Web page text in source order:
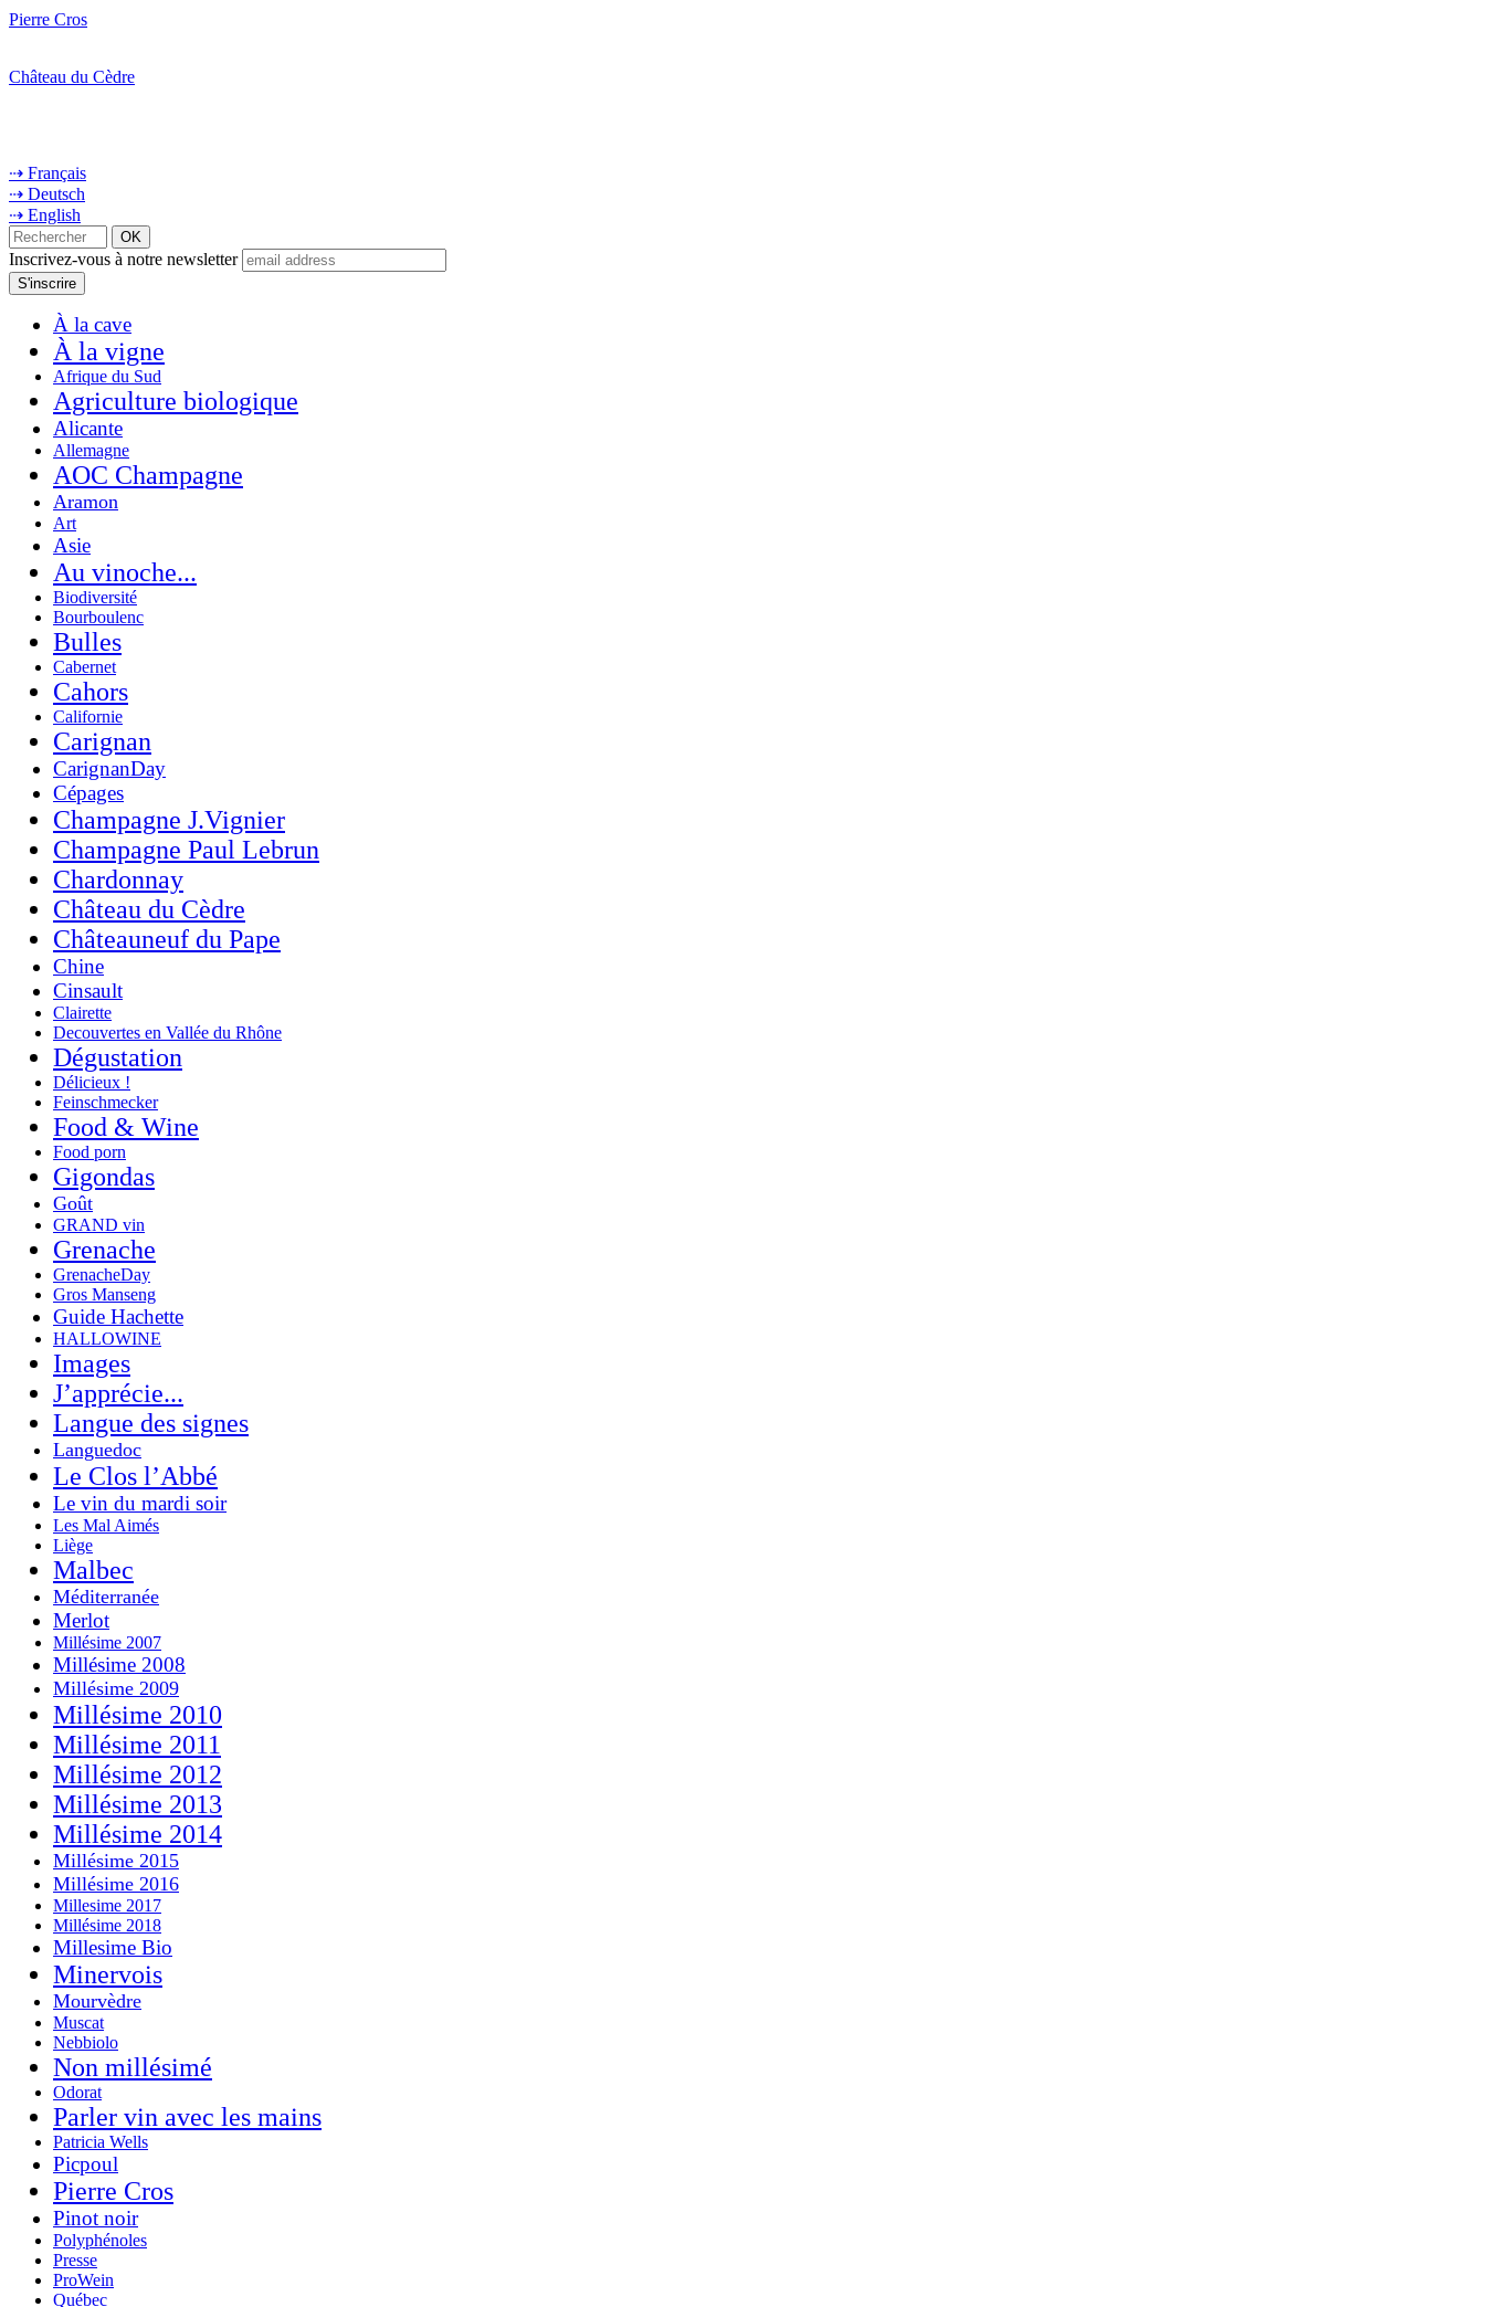
Pierre Cros
Château du Cèdre
⇢ Français
⇢ Deutsch
⇢ English
Inscrivez-vous à notre newsletter
À la cave
À la vigne
Afrique du Sud
Agriculture biologique
Alicante
Allemagne
AOC Champagne
Aramon
Art
Asie
Au vinoche...
Biodiversité
Bourboulenc
Bulles
Cabernet
Cahors
Californie
Carignan
CarignanDay
Cépages
Champagne J.Vignier
Champagne Paul Lebrun
Chardonnay
Château du Cèdre
Châteauneuf du Pape
Chine
Cinsault
Clairette
Decouvertes en Vallée du Rhône
Dégustation
Délicieux !
Feinschmecker
Food & Wine
Food porn
Gigondas
Goût
GRAND vin
Grenache
GrenacheDay
Gros Manseng
Guide Hachette
HALLOWINE
Images
J’apprécie...
Langue des signes
Languedoc
Le Clos l’Abbé
Le vin du mardi soir
Les Mal Aimés
Liège
Malbec
Méditerranée
Merlot
Millésime 2007
Millésime 2008
Millésime 2009
Millésime 2010
Millésime 2011
Millésime 2012
Millésime 2013
Millésime 2014
Millésime 2015
Millésime 2016
Millesime 2017
Millésime 2018
Millesime Bio
Minervois
Mourvèdre
Muscat
Nebbiolo
Non millésimé
Odorat
Parler vin avec les mains
Patricia Wells
Picpoul
Pierre Cros
Pinot noir
Polyphénoles
Presse
ProWein
Québec